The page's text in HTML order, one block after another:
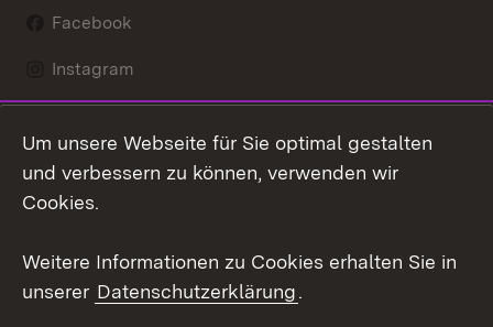
Facebook
Instagram
Mastodon
Youtube
Kontakt
Datenschutz
Um unsere Webseite für Sie optimal gestalten
und verbessern zu können, verwenden wir
Cookies.
Weitere Informationen zu Cookies erhalten Sie in
unserer Datenschutzerklärung.